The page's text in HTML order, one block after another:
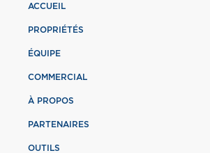
ACCUEIL
PROPRIÉTÉS
ÉQUIPE
COMMERCIAL
À PROPOS
PARTENAIRES
OUTILS